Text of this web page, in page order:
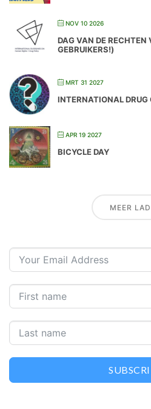
NOV 10 2026
DAG VAN DE RECHTEN
GEBRUIKERS!)
MRT 31 2027
INTERNATIONAL DRUG
APR 19 2027
BICYCLE DAY
MEER